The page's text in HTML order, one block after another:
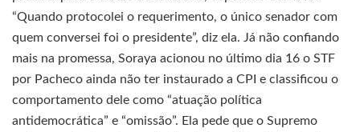
“Quando protocolei o requerimento, o único senador com
quem conversei foi o presidente”, diz ela. Já não confiando
mais na promessa, Soraya acionou no último dia 16 o STF
por Pacheco ainda não ter instaurado a CPI e classificou o
comportamento dele como “atuação política
antidemocrática” e “omissão”. Ela pede que o Supremo